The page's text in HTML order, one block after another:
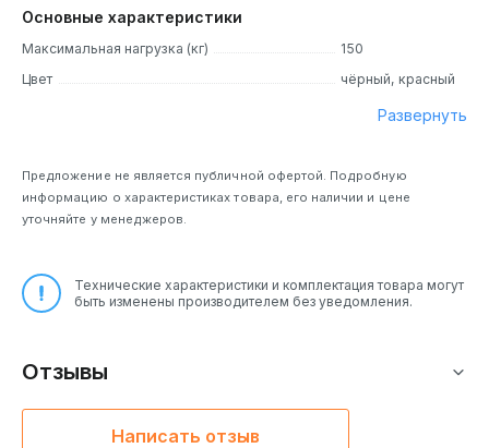
Основные характеристики
Максимальная нагрузка (кг)
150
Цвет
чёрный, красный
Развернуть
Предложение не является публичной офертой. Подробную
информацию о характеристиках товара, его наличии и цене
уточняйте у менеджеров.
Технические характеристики и комплектация товара могут
быть изменены производителем без уведомления.
Отзывы
Написать отзыв